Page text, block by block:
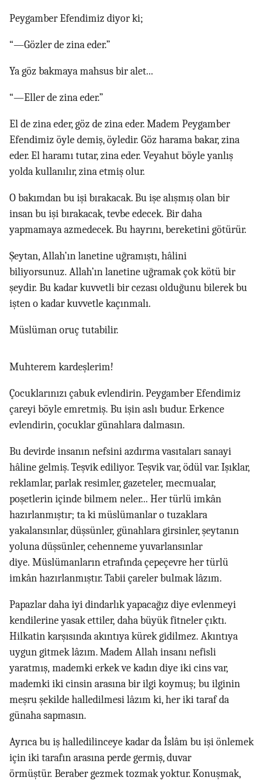
Peygamber Efendimiz diyor ki;
“—Gözler de zina eder.”
Ya göz bakmaya mahsus bir alet...
“—Eller de zina eder.”
El de zina eder, göz de zina eder. Madem Peygamber
Efendimiz öyle demiş, öyledir. Göz harama bakar, zina
eder. El haramı tutar, zina eder. Veyahut böyle yanlış
yolda kullanılır, zina etmiş olur.
O bakımdan bu işi bırakacak. Bu işe alışmış olan bir
insan bu işi bırakacak, tevbe edecek. Bir daha
yapmamaya azmedecek. Bu hayrını, bereketini götürür.
Şeytan, Allah’ın lanetine uğramıştı, hâlini
biliyorsunuz. Allah’ın lanetine uğramak çok kötü bir
şeydir. Bu kadar kuvvetli bir cezası olduğunu bilerek bu
işten o kadar kuvvetle kaçınmalı.
Müslüman oruç tutabilir.
Muhterem kardeşlerim!
Çocuklarınızı çabuk evlendirin. Peygamber Efendimiz
çareyi böyle emretmiş. Bu işin aslı budur. Erkence
evlendirin, çocuklar günahlara dalmasın.
Bu devirde insanın nefsini azdırma vasıtaları sanayi
hâline gelmiş. Teşvik ediliyor. Teşvik var, ödül var. Işıklar,
reklamlar, parlak resimler, gazeteler, mecmualar,
poşetlerin içinde bilmem neler... Her türlü imkân
hazırlanmıştır; ta ki müslümanlar o tuzaklara
yakalansınlar, düşsünler, günahlara girsinler, şeytanın
yoluna düşsünler, cehenneme yuvarlansınlar
diye. Müslümanların etrafında çepeçevre her türlü
imkân hazırlanmıştır. Tabii çareler bulmak lâzım.
Papazlar daha iyi dindarlık yapacağız diye evlenmeyi
kendilerine yasak ettiler, daha büyük fitneler çıktı.
Hilkatin karşısında akıntıya kürek gidilmez. Akıntıya
uygun gitmek lâzım. Madem Allah insanı nefisli
yaratmış, mademki erkek ve kadın diye iki cins var,
mademki iki cinsin arasına bir ilgi koymuş; bu ilginin
meşru şekilde halledilmesi lâzım ki, her iki taraf da
günaha sapmasın.
Ayrıca bu iş halledilinceye kadar da İslâm bu işi önlemek
için iki tarafın arasına perde germiş, duvar
örmüştür. Beraber gezmek tozmak yoktur. Konuşmak,